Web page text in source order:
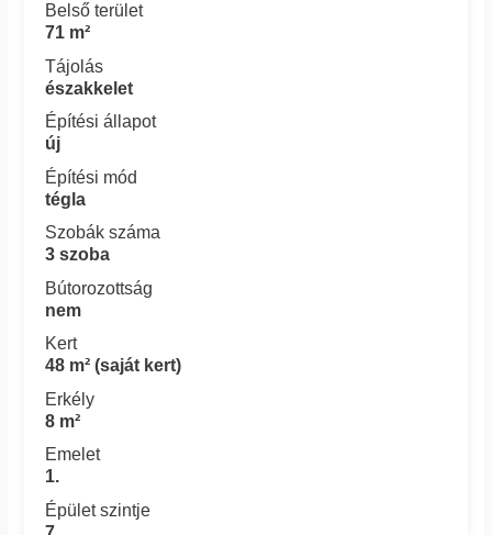
Belső terület
71 m²
Tájolás
északkelet
Építési állapot
új
Építési mód
tégla
Szobák száma
3 szoba
Bútorozottság
nem
Kert
48 m² (saját kert)
Erkély
8 m²
Emelet
1.
Épület szintje